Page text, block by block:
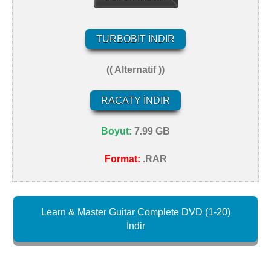
TURBOBIT İNDIR
(( Alternatif ))
RACATY İNDIR
Boyut: 7.99 GB
Format: .RAR
Learn & Master Guitar Complete DVD (1-20)
İndir